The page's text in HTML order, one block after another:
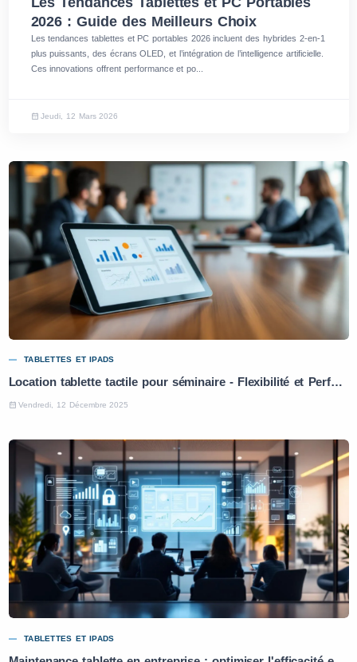
2026 : Guide des Meilleurs Choix
Les tendances tablettes et PC portables 2026 incluent des hybrides 2-en-1
plus puissants, des écrans OLED, et l’intégration de l’intelligence artificielle.
Ces innovations offrent performance et po...
Jeudi, 12 Mars 2026
TABLETTES ET IPADS
Location tablette tactile pour séminaire - Flexibilité et Performance
Vendredi, 12 Décembre 2025
TABLETTES ET IPADS